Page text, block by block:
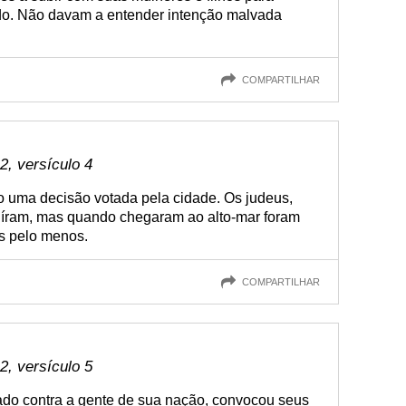
Não davam a entender intenção malvada
COMPARTILHAR
versículo 4
uma decisão votada pela cidade. Os judeus,
mas quando chegaram ao alto-mar foram
pelo menos.
COMPARTILHAR
versículo 5
contra a gente de sua nação, convocou seus